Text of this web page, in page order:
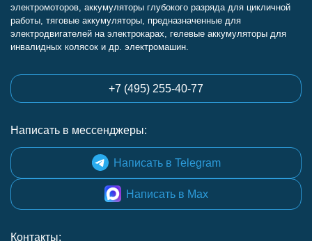
электромоторов, аккумуляторы глубокого разряда для цикличной
работы, тяговые аккумуляторы, предназначенные для
электродвигателей на электрокарах, гелевые аккумуляторы для
инвалидных колясок и др. электромашин.
+7 (495) 255-40-77
Написать в мессенджеры:
Написать в Telegram
Написать в Max
Контакты: